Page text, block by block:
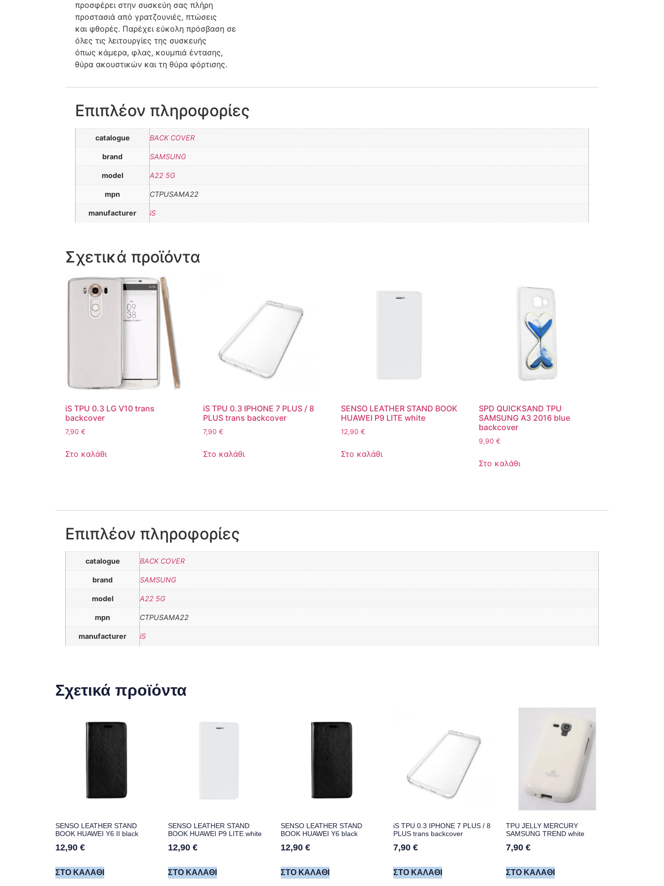
προσφέρει στην συσκεύη σας πλήρη
προστασιά από γρατζουνιές, πτώσεις
και φθορές. Παρέχει εύκολη πρόσβαση σε
όλες τις λειτουργίες της συσκευής
όπως κάμερα, φλας, κουμπιά έντασης,
θύρα ακουστικών και τη θύρα φόρτισης.
Επιπλέον πληροφορίες
catalogue BACK COVER
brand SAMSUNG
model A22 5G
mpn CTPUSAMA22
manufacturer iS
Σχετικά προϊόντα
iS TPU 0.3 LG V10 trans
backcover
7,90 €
Στο καλάθι
iS TPU 0.3 IPHONE 7 PLUS / 8
PLUS trans backcover
7,90€
Στο καλάθι
SENSO LEATHER STAND BOOK
HUAWEI P9 LITE white
12,90€
Στο καλάθι
SPD QUICKSAND TPU
SAMSUNG A3 2016 blue
backcover
9,90€
Στο καλάθι
Επιπλέον πληροφορίες
catalogue BACK COVER
brand SAMSUNG
model A22 5G
mpn CTPUSAMA22
manufacturer iS
Σχετικά προϊόντα
SENSO LEATHER STAND
BOOK HUAWEI Y6 II black
12,90 €
ΣΤΟ ΚΑΛΆΘΙ
SENSO LEATHER STAND
BOOK HUAWEI P9 LITE white
12,90 €
ΣΤΟ ΚΑΛΆΘΙ
SENSO LEATHER STAND
BOOK HUAWEI Y6 black
12,90 €
ΣΤΟ ΚΑΛΆΘΙ
iS TPU 0.3 IPHONE 7 PLUS / 8
PLUS trans backcover
7,90 €
ΣΤΟ ΚΑΛΆΘΙ
TPU JELLY MERCURY
SAMSUNG TREND white
7,90 €
ΣΤΟ ΚΑΛΆΘΙ